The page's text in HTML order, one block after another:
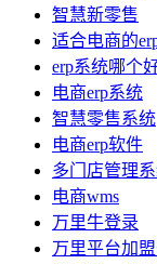
智慧新零售
适合电商的
erp系统哪个
电商erp系统
智慧零售系统
电商erp软件
多门店管理
电商wms
万里牛登录
万里平台加